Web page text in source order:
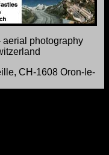
aerial photography
CH-1608 Oron-le-